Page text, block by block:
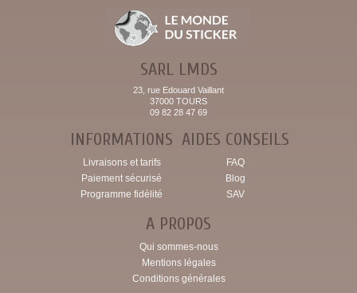
SARL LMDS
23, rue Edouard Vaillant
37000 TOURS
09 82 28 47 69
INFORMATIONS
Livraisons et tarifs
Paiement sécurisé
Programme fidélité
AIDES CONSEILS
FAQ
Blog
SAV
A PROPOS
Qui sommes-nous
Mentions légales
Conditions générales